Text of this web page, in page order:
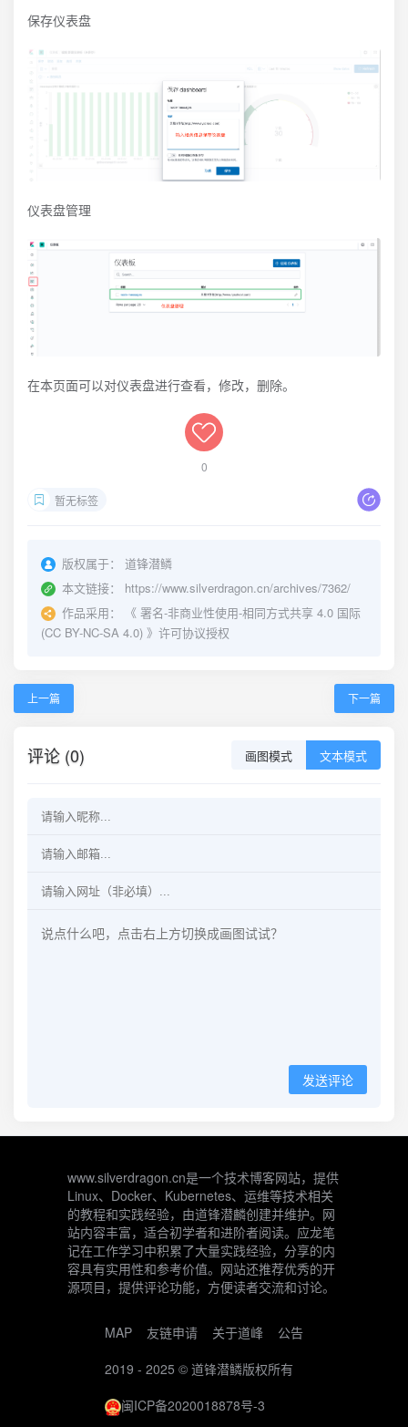
保存仪表盘
仪表盘管理
在本页面可以对仪表盘进行查看，修改，删除。
0
暂无标签
版权属于：
道锋潜鳞
本文链接：
https://www.silverdragon.cn/archives/7362/
作品采用：
《 署名-非商业性使用-相同方式共享 4.0 国际
(CC BY-NC-SA 4.0) 》许可协议授权
上一篇 下一篇
评论 (0) 画图模式 文本模式
发送评论
www.silverdragon.cn是一个技术博客网站，提供
Linux、Docker、Kubernetes、运维等技术相关
的教程和实践经验，由道锋潜麟创建并维护。网
站内容丰富，适合初学者和进阶者阅读。应龙笔
记在工作学习中积累了大量实践经验，分享的内
容具有实用性和参考价值。网站还推荐优秀的开
源项目，提供评论功能，方便读者交流和讨论。
MAP 友链申请 关于道峰
公告
2019 - 2025 © 道锋潜鳞版权所有
闽ICP备2020018878号-3